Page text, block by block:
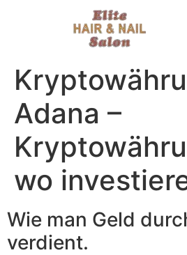
Adana –
wo
Wie man Geld
verdient.